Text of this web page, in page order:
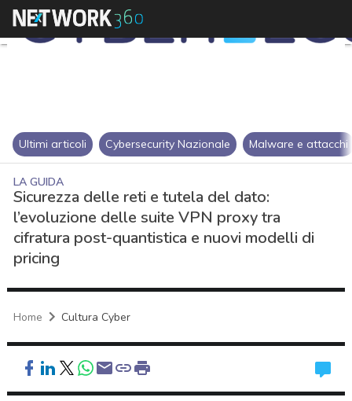
Ultimi articoli Cybersecurity Nazionale Malware e attacchi
LA GUIDA
Sicurezza delle reti e tutela del dato:
l’evoluzione delle suite VPN proxy tra
cifratura post-quantistica e nuovi modelli di
pricing
Home Cultura Cyber